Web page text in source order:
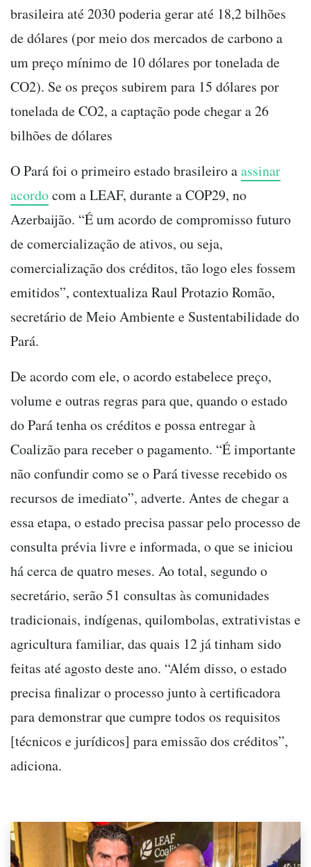
brasileira até 2030 poderia gerar até 18,2 bilhões
de dólares (por meio dos mercados de carbono a
um preço mínimo de 10 dólares por tonelada de
CO2). Se os preços subirem para 15 dólares por
tonelada de CO2, a captação pode chegar a 26
bilhões de dólares
O Pará foi o primeiro estado brasileiro aassinar
acordocom a LEAF, durante a COP29, no
Azerbaijão. “É um acordo de compromisso futuro
de comercialização de ativos, ou seja,
comercialização dos créditos, tão logo eles fossem
emitidos”, contextualiza Raul Protazio Romão,
secretário de Meio Ambiente e Sustentabilidade do
Pará.
De acordo com ele, o acordo estabelece preço,
volume e outras regras para que, quando o estado
do Pará tenha os créditos e possa entregar à
Coalizão para receber o pagamento. “É importante
não confundir como se o Pará tivesse recebido os
recursos de imediato”, adverte. Antes de chegar a
essa etapa, o estado precisa passar pelo processo de
consulta prévia livre e informada, o que se iniciou
há cerca de quatro meses. Ao total, segundo o
secretário, serão 51 consultas às comunidades
tradicionais, indígenas, quilombolas, extrativistas e
agricultura familiar, das quais 12 já tinham sido
feitas até agosto deste ano. “Além disso, o estado
precisa finalizar o processo junto à certificadora
para demonstrar que cumpre todos os requisitos
[técnicos e jurídicos] para emissão dos créditos”,
adiciona.